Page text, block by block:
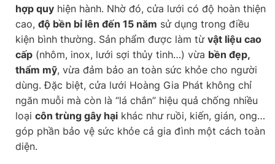
hợp quy hiện hành. Nhờ đó, cửa lưới có độ hoàn thiện
cao, độ bền bỉ lên đến 15 năm sử dụng trong điều
kiện bình thường. Sản phẩm được làm từ vật liệu cao
cấp (nhôm, inox, lưới sợi thủy tinh…) vừa bền đẹp,
thẩm mỹ, vừa đảm bảo an toàn sức khỏe cho người
dùng. Đặc biệt, cửa lưới Hoàng Gia Phát không chỉ
ngăn muỗi mà còn là “lá chắn” hiệu quả chống nhiều
loại côn trùng gây hại khác như ruồi, kiến, gián, ong…
góp phần bảo vệ sức khỏe cả gia đình một cách toàn
diện.